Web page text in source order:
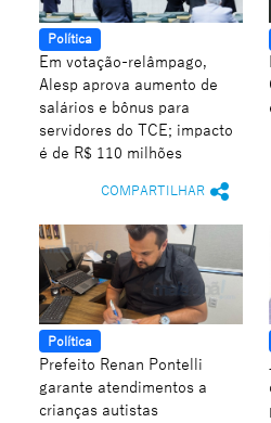
Política
Em votação-relâmpago,
Alesp aprova aumento de
salários e bônus para
servidores do TCE; impacto
é de R$ 110 milhões
COMPARTILHAR
Política
Prefeito Renan Pontelli
garante atendimentos a
crianças autistas